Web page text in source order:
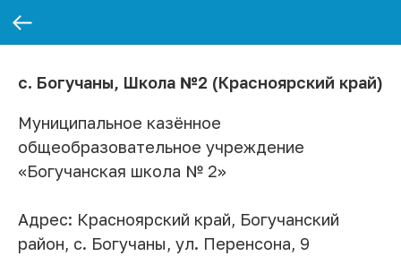
с. Богучаны, Школа №2 (Красноярский край)
Муниципальное казённое
общеобразовательное учреждение
«Богучанская школа № 2»
Адрес: Красноярский край, Богучанский
район, с. Богучаны, ул. Перенсона, 9